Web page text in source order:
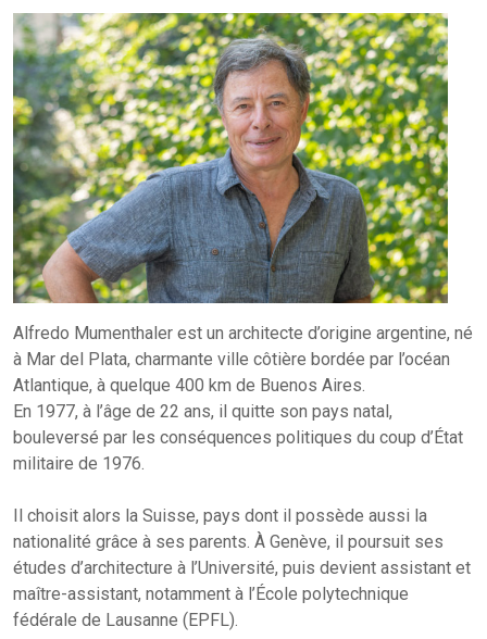
Alfredo Mumenthaler est un architecte d’origine argentine, né
à Mar del Plata, charmante ville côtière bordée par l’océan
Atlantique, à quelque 400 km de Buenos Aires.
En 1977, à l’âge de 22 ans, il quitte son pays natal,
bouleversé par les conséquences politiques du coup d’État
militaire de 1976.
Il choisit alors la Suisse, pays dont il possède aussi la
nationalité grâce à ses parents. À Genève, il poursuit ses
études d’architecture à l’Université, puis devient assistant et
maître-assistant, notamment à l’École polytechnique
fédérale de Lausanne (EPFL).